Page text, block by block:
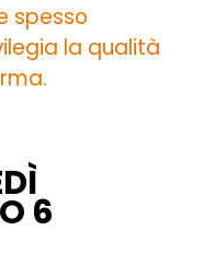
spesso
la qualità
6